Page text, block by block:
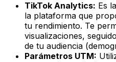
TikTok Analytics: Es
la plataforma que
tu rendimiento. Te
visualizaciones,
de tu audiencia
Parámetros UTM: